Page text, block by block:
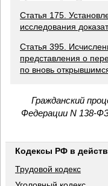
Статья 175.
исследования
Статья 395.
представления о
по вновь
Гражданский
Федерации N 138-
Кодексы РФ в
Трудовой кодекс